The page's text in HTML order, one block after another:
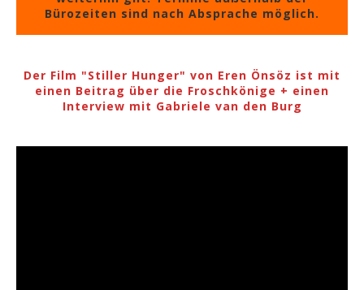
Bürozeiten sind nach Absprache möglich.
Der Film "Stiller Hunger" von Eren Önsöz ist mit
einen Beitrag über die Froschkönige + einen
Interview mit Gabriele van den Burg